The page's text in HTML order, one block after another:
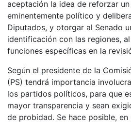
aceptación la idea de reforzar
eminentemente político y
Diputados, y otorgar al Senado
identificación con las regiones,
funciones específicas en la
Según el presidente de la
(PS) tendrá importancia
los partidos políticos, para que
mayor transparencia y sean
de probidad. Se hace posible, en